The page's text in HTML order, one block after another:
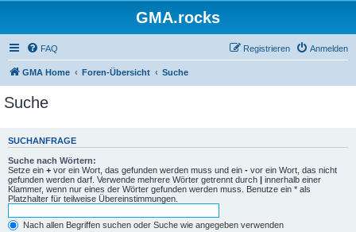
GMA.rocks
FAQ Anmelden
Registrieren
GMA Home Foren-Übersicht Suche
Suche
SUCHANFRAGE
Suche nach Wörtern:
Setze ein + vor ein Wort, das gefunden werden muss und ein - vor ein Wort, das nicht
gefunden werden darf. Verwende mehrere Wörter getrennt durch | innerhalb einer
Klammer, wenn nur eines der Wörter gefunden werden muss. Benutze ein * als
Platzhalter für teilweise Übereinstimmungen.
Nach allen Begriffen suchen oder Suche wie angegeben verwenden